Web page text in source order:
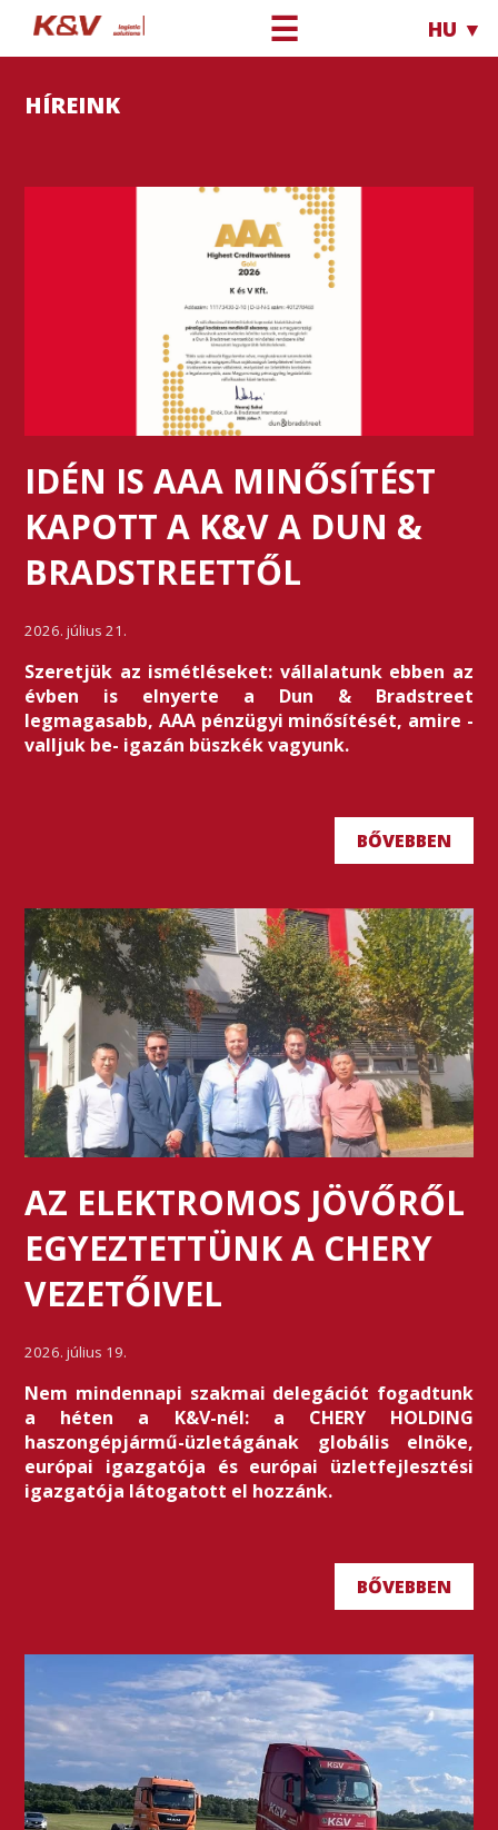
☰ HU ▼
HÍREINK
IDÉN IS AAA MINŐSÍTÉST
KAPOTT A K&V A DUN &
BRADSTREETTŐL
2026. július 21.
Szeretjük az ismétléseket: vállalatunk ebben az
évben is elnyerte a Dun & Bradstreet
legmagasabb, AAA pénzügyi minősítését, amire -
valljuk be- igazán büszkék vagyunk.
BŐVEBBEN
AZ ELEKTROMOS JÖVŐRŐL
EGYEZTETTÜNK A CHERY
VEZETŐIVEL
2026. július 19.
Nem mindennapi szakmai delegációt fogadtunk
a héten a K&V-nél: a CHERY HOLDING
haszongépjármű-üzletágának globális elnöke,
európai igazgatója és európai üzletfejlesztési
igazgatója látogatott el hozzánk.
BŐVEBBEN